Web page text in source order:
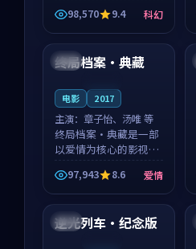
世，泰国的城市气质与
校园青春的人物心境共
同构筑了影片基调。莫
如初、林星桥用细腻的
表演撑起整部科幻电
98,570 9.4 科幻
韩国
终局档案·典藏
电影 2017
主演： 章子怡、汤唯 等
终局档案·典藏是一部
以爱情为核心的影视作
品，围绕危机、反转与
人物成长展开，整体节
奏紧凑，值得推荐观
看。
97,943 8.6 爱情
日本
逆光列车·纪念版